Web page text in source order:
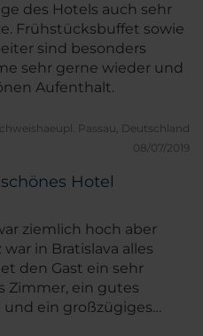
Frühstücksbuffet sowie
sind besonders
sehr gerne wieder und
Aufenthalt.
Passau, Deutschland
08/07/2019
Hotel
ziemlich hoch aber
in Bratislava alles
den Gast ein sehr
Zimmer, ein gutes
und ein großzügiges